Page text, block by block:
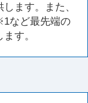
ます。また、
など最先端の
す。